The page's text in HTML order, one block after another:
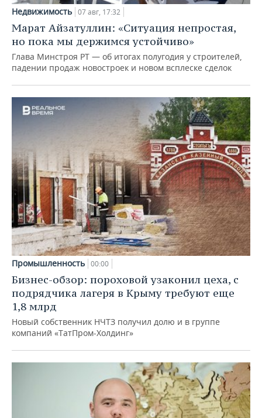
Недвижимость 07 авг, 17:32
Марат Айзатуллин: «Ситуация непростая,
но пока мы держимся устойчиво»
Глава Минстроя РТ — об итогах полугодия у строителей,
падении продаж новостроек и новом всплеске сделок
Промышленность 00:00
Бизнес-обзор: пороховой узаконил цеха, с
подрядчика лагеря в Крыму требуют еще
1,8 млрд
Новый собственник НЧТЗ получил долю и в группе
компаний «ТатПром-Холдинг»